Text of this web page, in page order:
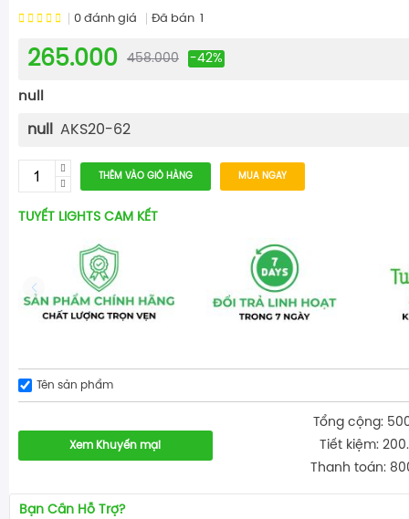
0 đánh giá Đã bán 1
265.000 458.000 -42%
null
null AKS20-62
THÊM VÀO GIỎ HÀNG MUA NGAY
TUYẾT LIGHTS CAM KẾT
Tên sản phẩm
Xem Khuyến mại
Tổng cộng:
Tiết kiệm:
Thanh toán:
Bạn Cần Hỗ Trợ?